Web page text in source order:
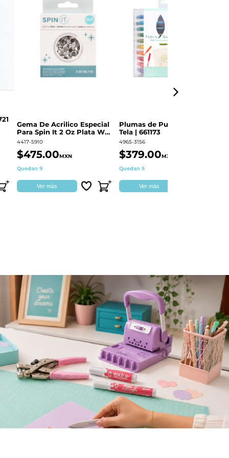
Gema De Acrilico Especial
Para Spin It 2 Oz Plata WE
R | 34006127
4417-5910
$475.00MXN
Quedan 9
Ver más
Plumas de Punto Fino para
Tela | 661173
4965-3156
$379.00MXN
Quedan 5
Ver más